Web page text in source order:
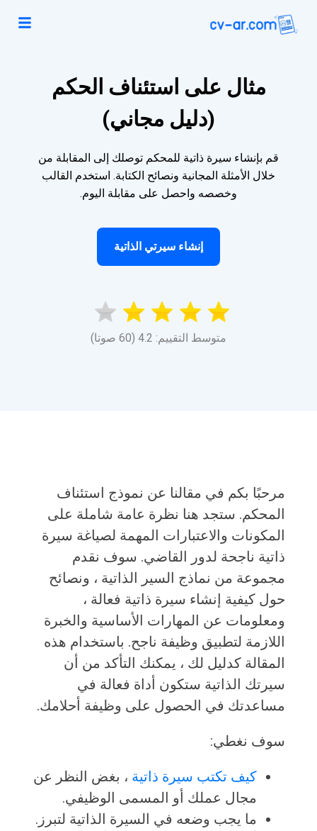
مثال على استئناف الحكم
(دليل مجاني)
قم بإنشاء سيرة ذاتية للمحكم توصلك إلى المقابلة من
خلال الأمثلة المجانية ونصائح الكتابة. استخدم القالب
وخصصه واحصل على مقابلة اليوم.
إنشاء سيرتي الذاتية
متوسط التقييم: 4.2 (60 صوتا)
مرحبًا بكم في مقالنا عن نموذج استئناف
المحكم. ستجد هنا نظرة عامة شاملة على
المكونات والاعتبارات المهمة لصياغة سيرة
ذاتية ناجحة لدور القاضي. سوف نقدم
مجموعة من نماذج السير الذاتية ، ونصائح
حول كيفية إنشاء سيرة ذاتية فعالة ،
ومعلومات عن المهارات الأساسية والخبرة
اللازمة لتطبيق وظيفة ناجح. باستخدام هذه
المقالة كدليل لك ، يمكنك التأكد من أن
سيرتك الذاتية ستكون أداة فعالة في
مساعدتك في الحصول على وظيفة أحلامك.
سوف نغطي:
كيف تكتب سيرة ذاتية ، بغض النظر عن
مجال عملك أو المسمى الوظيفي.
ما يجب وضعه في السيرة الذاتية لتبرز.